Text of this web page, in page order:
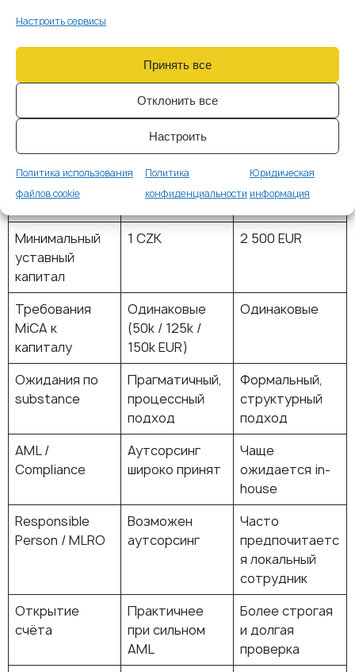
Настроить сервисы
Принять все
Отклонить все
Настроить
Политика использования
файлов cookie
Политика
конфиденциальности
Юридическая
информация
Применимая
MiCA
(лицензия
CASP)
MiCA (лицензия
Регистрация
s.r.o.,
полностью
удалённо
UAB, более
ая процедура
Срок
~3–5 рабочих
~5–10 рабочих
Минимальный
уставный
капитал
1 CZK 2 500 EUR
Требования
MiCA к
капиталу
Одинаковые
(50k / 125k /
150k EUR)
Одинаковые
Ожидания по
substance
Прагматичный,
процессный
подход
Формальный,
структурный
подход
AML /
Compliance
Аутсорсинг
широко принят
Чаще
ожидается in-
house
Responsible
Person / MLRO
Возможен
аутсорсинг
Часто
предпочитаетс
я локальный
сотрудник
Открытие
счёта
Практичнее
при сильном
AML
Более строгая
и долгая
проверка